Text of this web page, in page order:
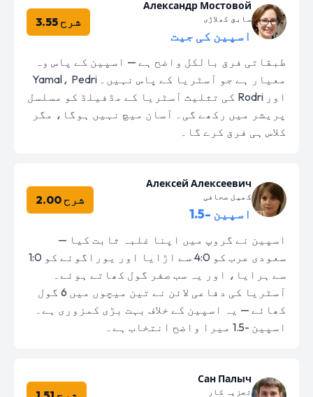
Александр Мостовой
سابق کھلاڑی
اسپین کی جیت
شرح 3.55
طبقاتی فرق بالکل واضح ہے — اسپین کے پاس وہ
معیار ہے جو آسٹریا کے پاس نہیں۔ Yamal، Pedri
اور Rodri کی تثلیث آسٹریا کے مڈفیلڈ کو مسلسل
پریشر میں رکھے گی۔ آسان میچ نہیں ہوگا، مگر
کلاس ہی فرق کرے گا۔
Алексей Алексеевич
کھیل صحافی
اسپین -1.5
شرح 2.00
اسپین نے گروپ میں اپنا غلبہ ثابت کیا —
سعودی عرب کو 4:0 سے اڑایا اور یوراگوئے کو 1:0
سے ہرایا، اور یہ سب صفر گول کھاتے ہوئے۔
آسٹریا کی دفاعی لائن نے تین میچوں میں 6 گول
کھائے — یہ اسپین کے خلاف بہت بڑی کمزوری ہے۔
اسپین -1.5 میرا واضح انتخاب ہے۔
Сан Палыч
تجزیہ کار